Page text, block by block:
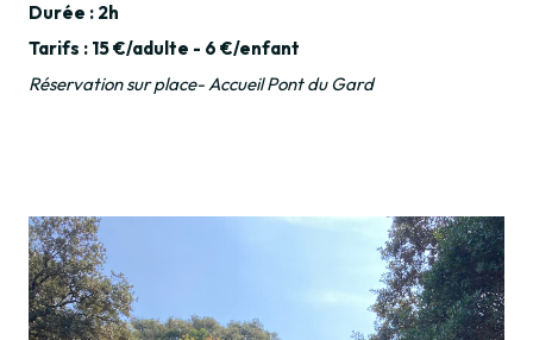
Durée : 2h
Tarifs : 15 €/adulte - 6 €/enfant
Réservation sur place- Accueil Pont du Gard